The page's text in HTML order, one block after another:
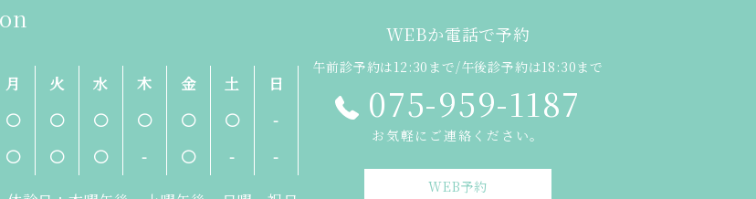
月 火 水 木 金 土
日
〇 〇 〇 〇 〇 〇
-
〇 〇 〇 - 〇 - -
WEBか電話で予約
午前診予約は12:30まで/午後診予約は18:30まで
075-959-1187
お気軽にご連絡ください。
WEB予約